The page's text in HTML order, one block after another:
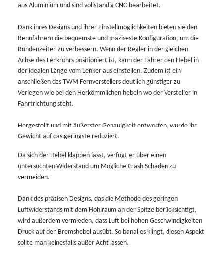
aus Aluminium und sind vollständig CNC-bearbeitet.
Dank ihres Designs und ihrer Einstellmöglichkeiten bieten sie den
Rennfahrern die bequemste und präziseste Konfiguration, um die
Rundenzeiten zu verbessern. Wenn der Regler in der gleichen
Achse des Lenkrohrs positioniert ist, kann der Fahrer den Hebel in
der idealen Länge vom Lenker aus einstellen. Zudem ist ein
anschließen des TWM Fernverstellers deutlich günstiger zu
Verlegen wie bei den Herkömmlichen hebeln wo der Versteller in
Fahrtrichtung steht.
Hergestellt und mit äußerster Genauigkeit entworfen, wurde ihr
Gewicht auf das geringste reduziert.
Da sich der Hebel klappen lässt, verfügt er über einen
untersuchten Widerstand um Mögliche Crash Schäden zu
vermeiden.
Dank des präzisen Designs, das die Methode des geringen
Luftwiderstands mit dem Hohlraum an der Spitze berücksichtigt,
wird außerdem vermieden, dass Luft bei hohen Geschwindigkeiten
Druck auf den Bremshebel ausübt. So banal es klingt, diesen Aspekt
sollte man keinesfalls außer Acht lassen.